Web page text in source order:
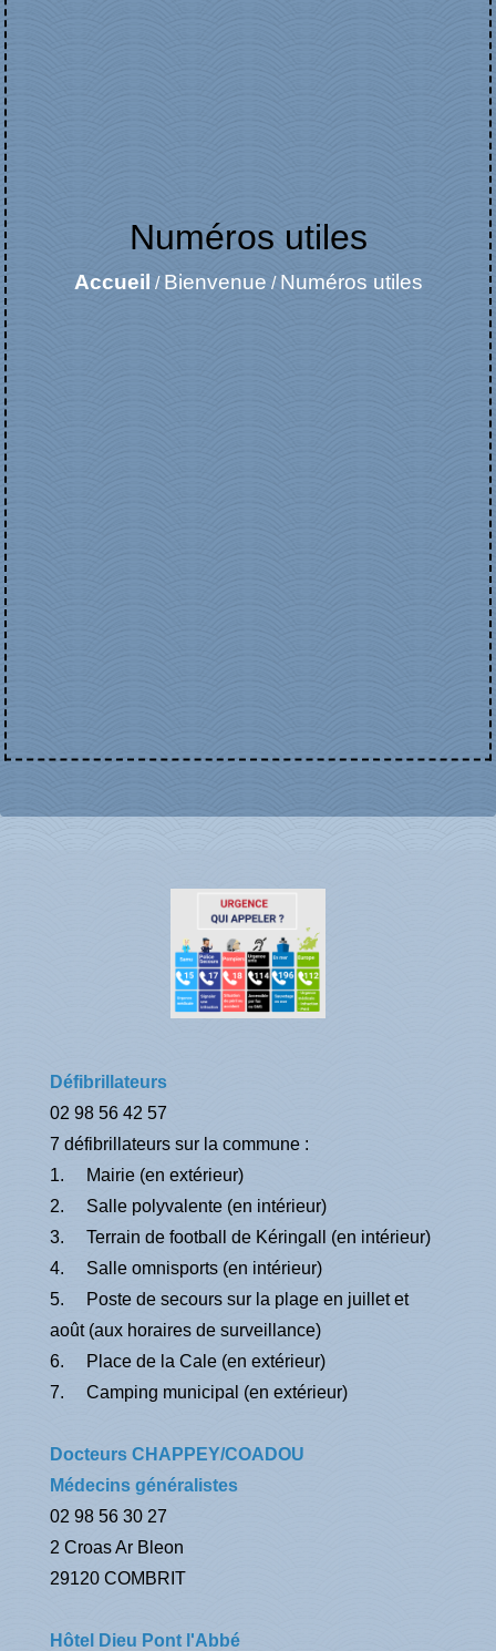
Numéros utiles
Accueil / Bienvenue / Numéros utiles
Défibrillateurs
02 98 56 42 57
7 défibrillateurs sur la commune :
1. Mairie (en extérieur)
2. Salle polyvalente (en intérieur)
3. Terrain de football de Kéringall (en intérieur)
4. Salle omnisports (en intérieur)
5. Poste de secours sur la plage en juillet et
août (aux horaires de surveillance)
6. Place de la Cale (en extérieur)
7. Camping municipal (en extérieur)
Docteurs CHAPPEY/COADOU
Médecins généralistes
02 98 56 30 27
2 Croas Ar Bleon
29120 COMBRIT
Hôtel Dieu Pont l'Abbé